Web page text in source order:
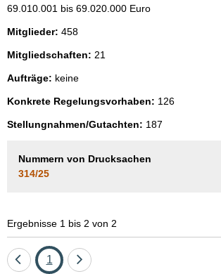
69.010.001 bis 69.020.000 Euro
Mitglieder: 458
Mitgliedschaften: 21
Aufträge: keine
Konkrete Regelungsvorhaben: 126
Stellungnahmen/Gutachten: 187
Nummern von Drucksachen
314/25
Ergebnisse 1 bis 2 von 2
EineSeite
1 Eine